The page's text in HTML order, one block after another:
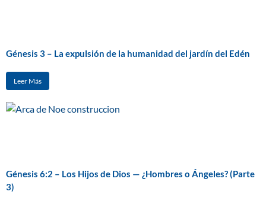
Génesis 3 – La expulsión de la humanidad del jardín del Edén
Leer Más
Génesis 6:2 – Los Hijos de Dios — ¿Hombres o Ángeles? (Parte
3)